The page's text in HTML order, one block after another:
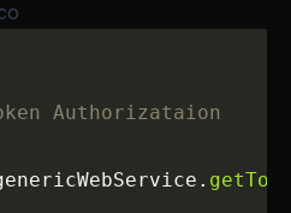
Authorizataion